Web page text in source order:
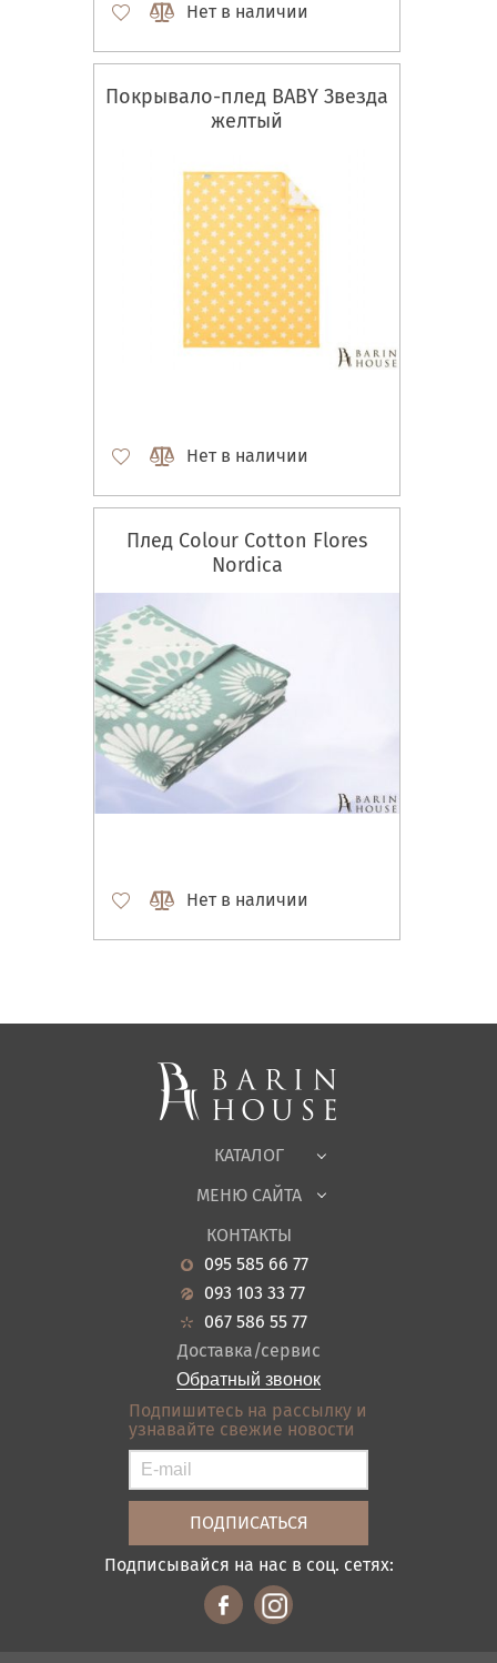
Нет в наличии
Покрывало-плед BABY Звезда
желтый
Нет в наличии
Плед Colour Cotton Flores
Nordica
Нет в наличии
КАТАЛОГ
Спальни, Кровати
Корпусная мебель
Офисная мебель
Садовая мебель
Гостиная
Кухня
Прихожие
Ванная
Акции
МЕНЮ САЙТА
О нас
Новости
Гарантия
Кредит
Оплата и доставка
Отзывы
Контакты
Карта сайта
Условия покупки
КОНТАКТЫ
095 585 66 77
093 103 33 77
067 586 55 77
Доставка/сервис
Обратный звонок
Подпишитесь на рассылку и
узнавайте свежие новости
Подписывайся на нас в соц. сетях: